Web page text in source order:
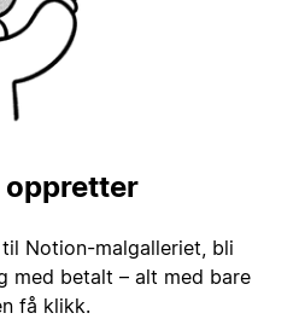
oppretter
Notion-malgalleriet, bli
med betalt – alt med bare
få klikk.